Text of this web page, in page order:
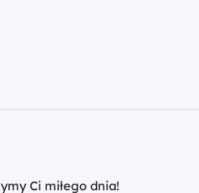
Ci miłego dnia!